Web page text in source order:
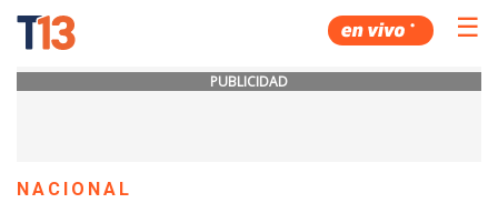
☰
PUBLICIDAD
NACIONAL